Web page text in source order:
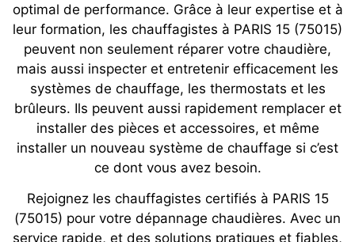
optimal de performance. Grâce à leur expertise et à
leur formation, les chauffagistes à PARIS 15 (75015)
peuvent non seulement réparer votre chaudière,
mais aussi inspecter et entretenir efficacement les
systèmes de chauffage, les thermostats et les
brûleurs. Ils peuvent aussi rapidement remplacer et
installer des pièces et accessoires, et même
installer un nouveau système de chauffage si c’est
ce dont vous avez besoin.
Rejoignez les chauffagistes certifiés à PARIS 15
(75015) pour votre dépannage chaudières. Avec un
service rapide, et des solutions pratiques et fiables,